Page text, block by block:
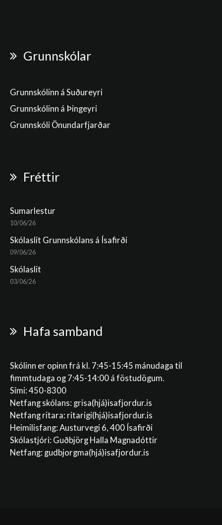
Grunnskólar
Grunnskólinn á Suðureyri
Grunnskólinn á Þingeyri
Grunnskóli Önundarfjarðar
Fréttir
Sumarlestur
10/06/26
Skólaslit Grunnskólans á Ísafirði
09/06/26
Skólaslit
03/06/26
Hafa samband
Skólinn er opinn frá kl. 7:45-15:45 mánudaga til
fimmtudaga og 7:45-14:00 á föstudögum.
Sími: 450-8300
Netfang skólans: grisa(hjá)isafjordur.is
Netfang ritara: ritarigi(hjá)isafjordur.is
Heimilisfang: Austurvegi 6, 400 Ísafirði
Skólastjóri: Guðbjörg Halla Magnadóttir
Netfang: gudbjorgma(hjá)isafjordur.is